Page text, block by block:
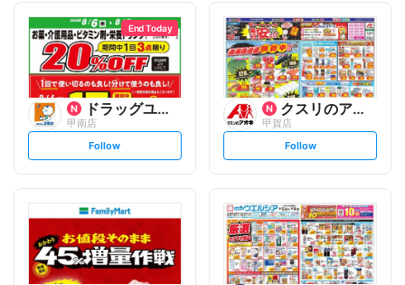
l
o
w
l
o
w
End Today
ドラッグユタカ
甲南店
s
t
o
Follow
クスリのアオキ
甲賀店
s
t
l
o
w
Follow